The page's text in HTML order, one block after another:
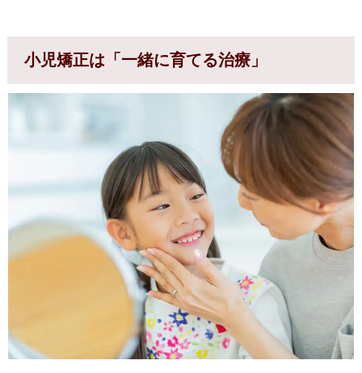
小児矯正は「一緒に育てる治療」